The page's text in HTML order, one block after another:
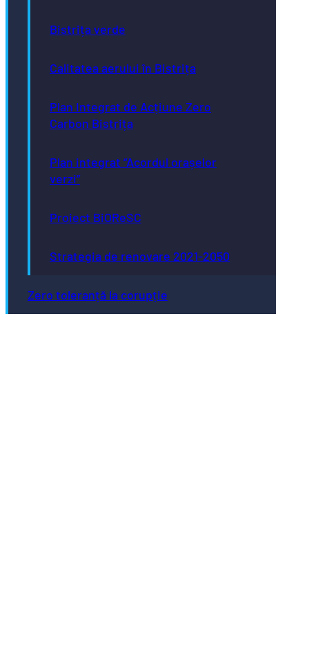
Bistrița verde
Calitatea aerului în Bistrița
Plan Integrat de Acțiune Zero
Carbon Bistrița
Plan integrat “Acordul orașelor
verzi”
Proiect BiOReSC
Strategia de renovare 2021-2050
Zero toleranță la corupție